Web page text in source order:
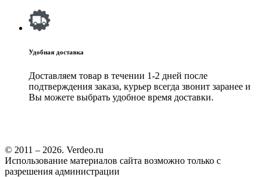
Удобная доставка
Доставляем товар в течении 1-2 дней после
подтверждения заказа, курьер всегда звонит заранее и
Вы можете выбрать удобное время доставки.
© 2011 – 2026. Verdeo.ru
Использование материалов сайта возможно только с
разрешения администрации